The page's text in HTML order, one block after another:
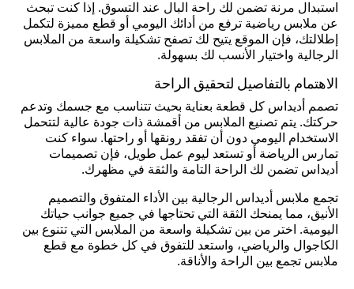
استبدال مرنة تضمن لك راحة البال عند التسوق. إذا كنت تبحث
عن ملابس رياضية ترفع من أدائك اليومي أو قطع مميزة لتكمل
إطلالتك، فإن الموقع يتيح لك تصفح تشكيلة واسعة من الملابس
الرجالية واختيار الأنسب لك بسهولة.
الاهتمام بالتفاصيل لتحقيق الراحة
تصمم أديداس كل قطعة بعناية بحيث تتناسب مع جسمك وتدعم
حركتك. يتم تصنيع الملابس من أقمشة ذات جودة عالية لتتحمل
الاستخدام اليومي دون أن تفقد رونقها أو راحتها. سواء كنت
تمارس الرياضة أو تستعد ليوم عمل طويل، فإن تصميمات
أديداس تضمن لك الراحة التامة والثقة في مظهرك.
تجمع ملابس أديداس الرجالية بين الأداء المتفوق والتصميم
الأنيق، مما يمنحك الثقة التي تحتاجها في جميع جوانب حياتك
اليومية. اختر من بين تشكيلة واسعة من الملابس التي تتنوع بين
الكاجوال والرياضي، واستعد للتفوق في كل خطوة مع قطع
ملابس تجمع بين الراحة والأناقة.